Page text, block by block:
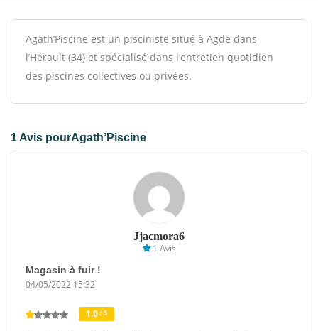
Agath’Piscine est un pisciniste situé à Agde dans
l’Hérault (34) et spécialisé dans l’entretien quotidien
des piscines collectives ou privées.
1 Avis pourAgath’Piscine
Jjacmora6
1 Avis
Magasin à fuir !
04/05/2022 15:32
1.0/ 5